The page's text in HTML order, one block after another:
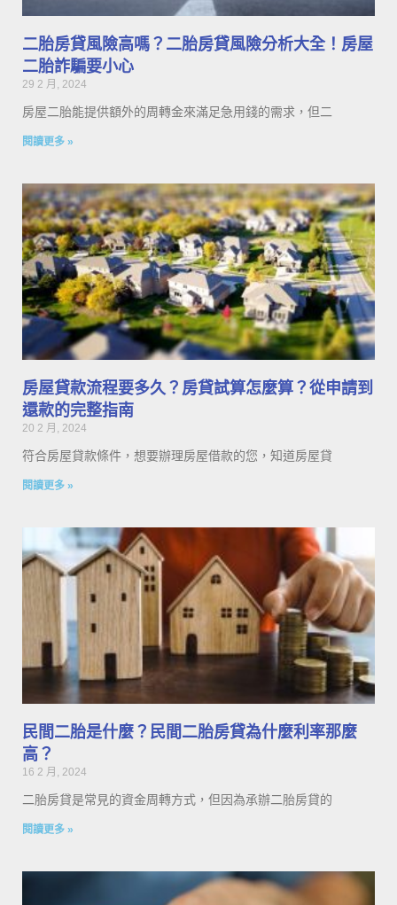
二胎房貸風險高嗎？二胎房貸風險分析大全！房屋
二胎詐騙要小心
29 2 月, 2024
房屋二胎能提供額外的周轉金來滿足急用錢的需求，但二
閱讀更多 »
房屋貸款流程要多久？房貸試算怎麼算？從申請到
還款的完整指南
20 2 月, 2024
符合房屋貸款條件，想要辦理房屋借款的您，知道房屋貸
閱讀更多 »
民間二胎是什麼？民間二胎房貸為什麼利率那麼
高？
16 2 月, 2024
二胎房貸是常見的資金周轉方式，但因為承辦二胎房貸的
閱讀更多 »